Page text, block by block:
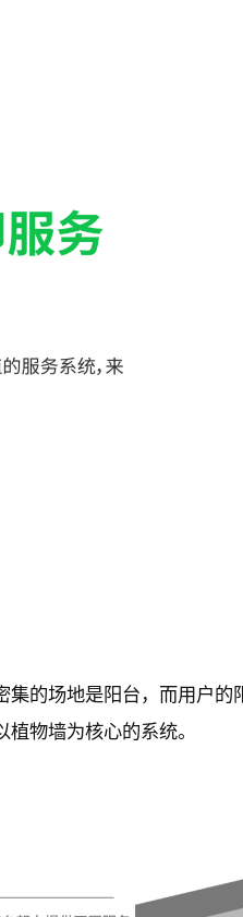
的场地是阳台，而用户
物墙为核心的系统。